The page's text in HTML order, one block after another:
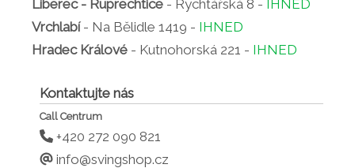
Liberec - Ruprechtice - Rychtářská 8 - IHNED
Vrchlabí- Na Bělidle 1419 - IHNED
Hradec Králové - Kutnohorská 221 - IHNED
Kontaktujte nás
Call Centrum
+420 272 090 821
info@svingshop.cz